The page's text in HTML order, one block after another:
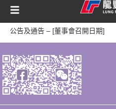
content
公告及通告 – [董事會召開日期]